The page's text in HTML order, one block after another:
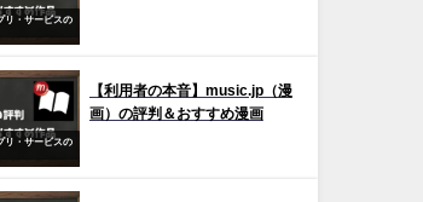
リ・サービスの
リ・サービスの
【利用者の本音】music.jp（漫
画）の評判＆おすすめ漫画